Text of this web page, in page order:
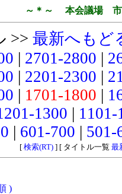
～＊～ 本会議場 市
>> 最新へもど
| 2701-2800 |
| 2201-2300 |
| 1701-1800 |
1300 |
| 601-700 |
[ 検索(RT)] [ タイトル一覧 最
)